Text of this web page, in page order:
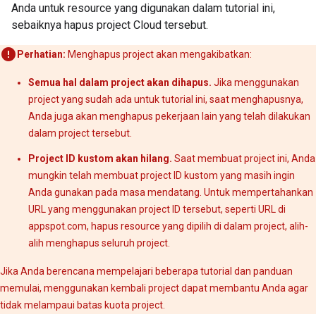
Anda untuk resource yang digunakan dalam tutorial ini,
sebaiknya hapus project Cloud tersebut.
Perhatian: Menghapus project akan mengakibatkan:
Semua hal dalam project akan dihapus. Jika menggunakan
project yang sudah ada untuk tutorial ini, saat menghapusnya,
Anda juga akan menghapus pekerjaan lain yang telah dilakukan
dalam project tersebut.
Project ID kustom akan hilang. Saat membuat project ini, Anda
mungkin telah membuat project ID kustom yang masih ingin
Anda gunakan pada masa mendatang. Untuk mempertahankan
URL yang menggunakan project ID tersebut, seperti URL di
appspot.com, hapus resource yang dipilih di dalam project, alih-
alih menghapus seluruh project.
Jika Anda berencana mempelajari beberapa tutorial dan panduan
memulai, menggunakan kembali project dapat membantu Anda agar
tidak melampaui batas kuota project.